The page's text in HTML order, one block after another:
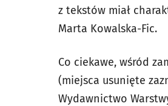
z tekstów miał
Marta Kowalska-Fic.
Co ciekawe, wśród
(miejsca usunięte
Wydawnictwo